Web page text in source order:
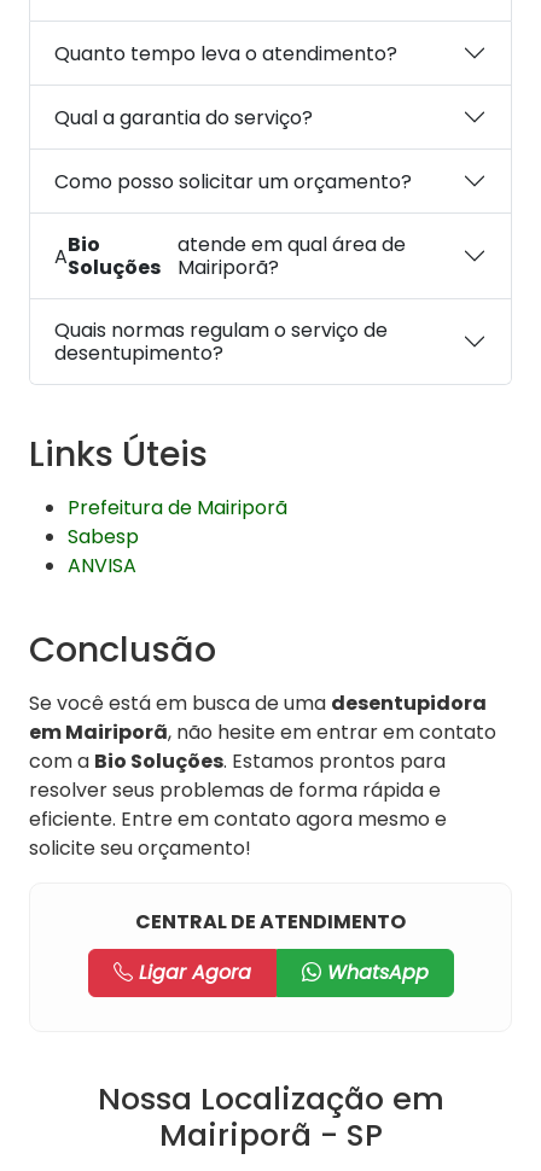
Quanto tempo leva o atendimento?
Qual a garantia do serviço?
Como posso solicitar um orçamento?
ABio
Soluções
atende em qual área de
Mairiporã?
Quais normas regulam o serviço de
desentupimento?
Links Úteis
Prefeitura de Mairiporã
Sabesp
ANVISA
Conclusão
Se você está em busca de uma desentupidora
em Mairiporã, não hesite em entrar em contato
com a Bio Soluções. Estamos prontos para
resolver seus problemas de forma rápida e
eficiente. Entre em contato agora mesmo e
solicite seu orçamento!
CENTRAL DE ATENDIMENTO
Ligar Agora
WhatsApp
Nossa Localização em
Mairiporã - SP